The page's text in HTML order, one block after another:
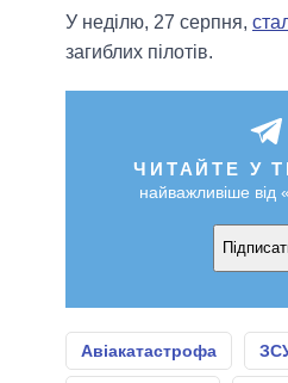
У неділю, 27 серпня,
загиблих пілотів.
ЧИТАЙТЕ У
найважливіше від
Авіакатастрофа